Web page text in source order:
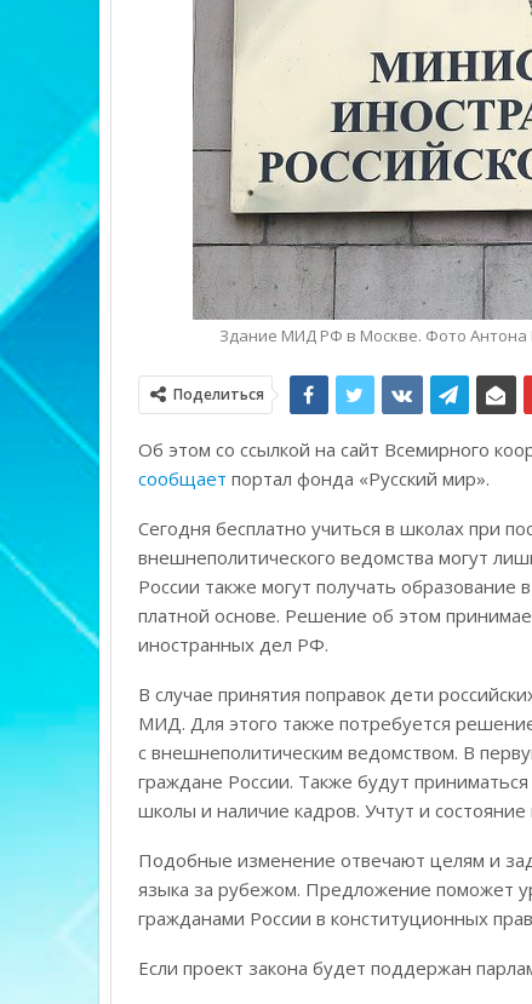
Здание МИД РФ в Москве. Фото
Поделиться
Об этом со ссылкой на сайт Всемирного
сообщает портал фонда «Русский мир».
Сегодня бесплатно учиться в школах при
внешнеполитического ведомства могут
России также могут получать образование
платной основе. Решение об этом
иностранных дел РФ.
В случае принятия поправок дети
МИД. Для этого также потребуется
с внешнеполитическим ведомством. В
граждане России. Также будут
школы и наличие кадров. Учтут и
Подобные изменение отвечают целям и
языка за рубежом. Предложение поможет
гражданами России в конституционных
Если проект закона будет поддержан